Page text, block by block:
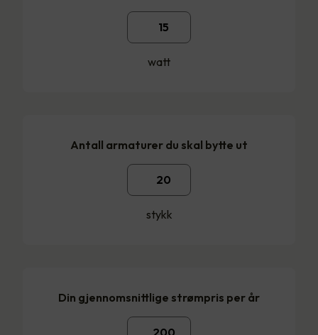
watt
Antall armaturer du skal bytte ut
stykk
Din gjennomsnittlige strømpris per år